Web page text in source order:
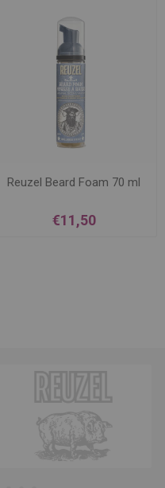
Reuzel Beard Foam 70 ml
€11,50